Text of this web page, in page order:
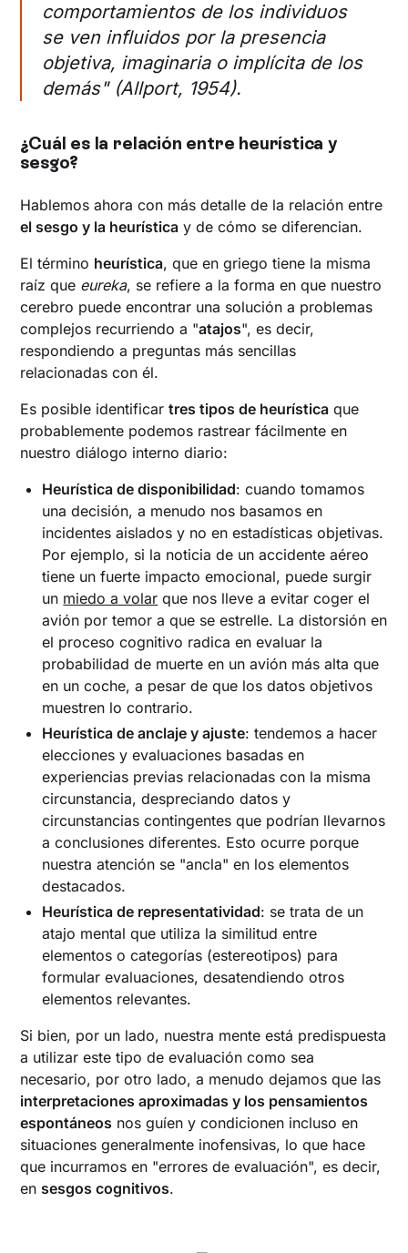
comportamientos de los individuos
se ven influidos por la presencia
objetiva, imaginaria o implícita de los
demás" (Allport, 1954).
‍¿Cuál es la relación entre heurística y
sesgo?
Hablemos ahora con más detalle de la relación entre
el sesgo y la heurística y de cómo se diferencian.
El término heurística, que en griego tiene la misma
raíz que eureka, se refiere a la forma en que nuestro
cerebro puede encontrar una solución a problemas
complejos recurriendo a "atajos", es decir,
respondiendo a preguntas más sencillas
relacionadas con él.
Es posible identificartres tipos de heurística que
probablemente podemos rastrear fácilmente en
nuestro diálogo interno diario:
Heurística de disponibilidad: cuando tomamos
una decisión, a menudo nos basamos en
incidentes aislados y no en estadísticas objetivas.
Por ejemplo, si la noticia de un accidente aéreo
tiene un fuerte impacto emocional, puede surgir
un miedo a volar que nos lleve a evitar coger el
avión por temor a que se estrelle. La distorsión en
el proceso cognitivo radica en evaluar la
probabilidad de muerte en un avión más alta que
en un coche, a pesar de que los datos objetivos
muestren lo contrario.
Heurística de anclaje y ajuste: tendemos a hacer
elecciones y evaluaciones basadas en
experiencias previas relacionadas con la misma
circunstancia, despreciando datos y
circunstancias contingentes que podrían llevarnos
a conclusiones diferentes. Esto ocurre porque
nuestra atención se "ancla" en los elementos
destacados.
Heurística de representatividad: se trata de un
atajo mental que utiliza la similitud entre
elementos o categorías (estereotipos) para
formular evaluaciones, desatendiendo otros
elementos relevantes.
‍Si bien, por un lado, nuestra mente está predispuesta
a utilizar este tipo de evaluación como sea
necesario, por otro lado, a menudo dejamos que las
interpretaciones aproximadas y los pensamientos
espontáneos nos guíen y condicionen incluso en
situaciones generalmente inofensivas, lo que hace
que incurramos en "errores de evaluación", es decir,
en sesgos cognitivos.